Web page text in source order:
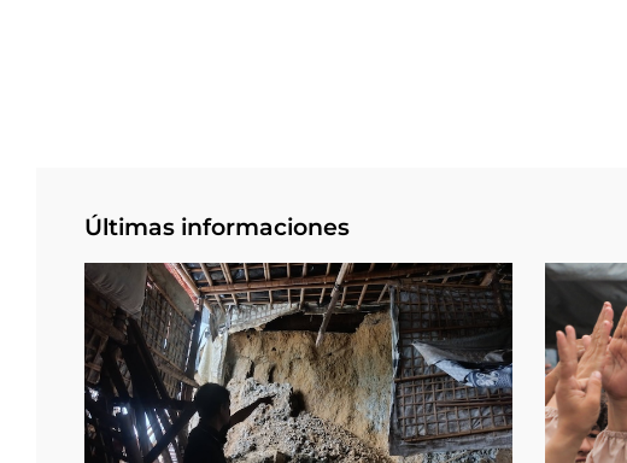
Últimas informaciones